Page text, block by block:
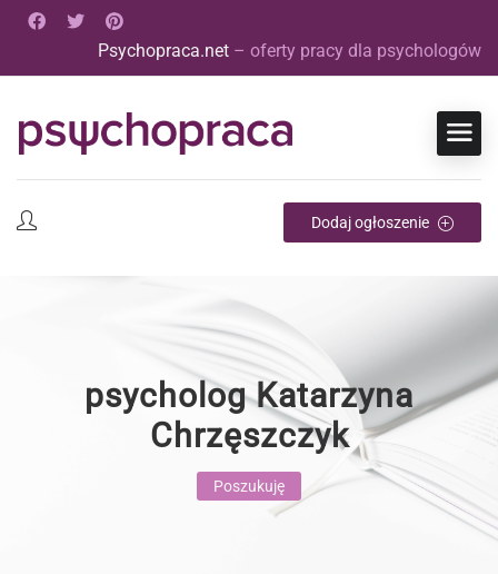
Psychopraca.net – oferty pracy dla psychologów
Dodaj ogłoszenie
psycholog Katarzyna
Chrzęszczyk
Poszukuję